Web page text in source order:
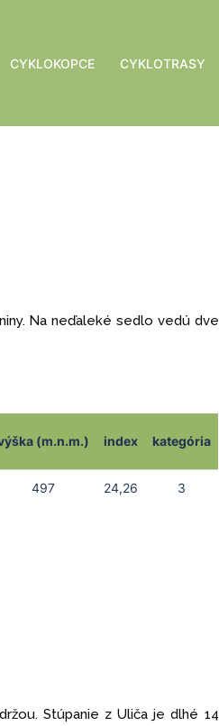
CYKLOKOPCE CYKLOTRASY
Na neďaleké sedlo vedú dve
(m.n.m.) index kategória
497 24,26 3
Stúpanie z Uliča je dlhé 14